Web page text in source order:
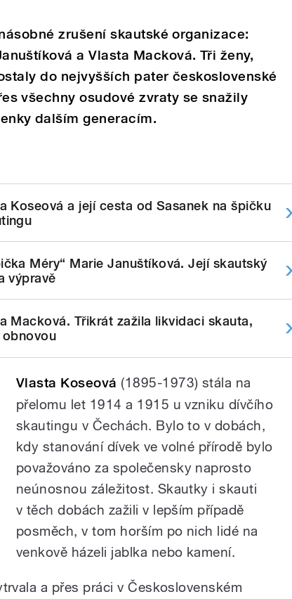
zrušení skautské organizace:
a Vlasta Macková. Tři ženy,
do nejvyšších pater československé
všechny osudové zvraty se snažily
dalším generacím.
Koseová a její cesta od Sasanek na špičku
Méry“ Marie Januštíková. Její skautský
výpravě
Macková. Třikrát zažila likvidaci skauta,
Vlasta Koseová (1895-1973) stála na
přelomu let 1914 a 1915 u vzniku dívčího
skautingu v Čechách. Bylo to v dobách,
kdy stanování dívek ve volné přírodě bylo
považováno za společensky naprosto
neúnosnou záležitost. Skautky i skauti
v těch dobách zažili v lepším případě
posměch, v tom horším po nich lidé na
venkově házeli jablka nebo kamení.
a přes práci v Československém